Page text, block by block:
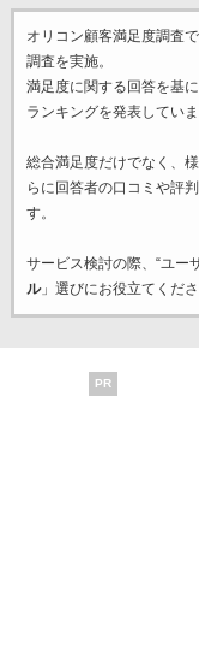
オリコン顧客満足度調査
調査を実施。
満足度に関する回答を基
ランキングを発表していま
総合満足度だけでなく、
らに回答者の口コミや評
す。
サービス検討の際、“ユー
ル」選びにお役立てくださ
PR